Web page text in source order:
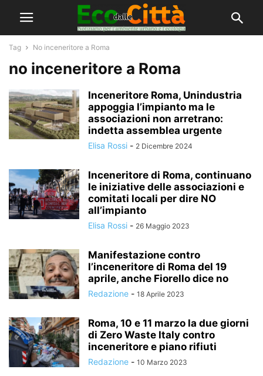
Tag No inceneritore a Roma
no inceneritore a Roma
Inceneritore Roma, Unindustria
appoggia l’impianto ma le
associazioni non arretrano:
indetta assemblea urgente
Elisa Rossi - 2 Dicembre 2024
Inceneritore di Roma, continuano
le iniziative delle associazioni e
comitati locali per dire NO
all’impianto
Elisa Rossi - 26 Maggio 2023
Manifestazione contro
l’inceneritore di Roma del 19
aprile, anche Fiorello dice no
Redazione - 18 Aprile 2023
Roma, 10 e 11 marzo la due giorni
di Zero Waste Italy contro
inceneritore e piano rifiuti
Redazione - 10 Marzo 2023